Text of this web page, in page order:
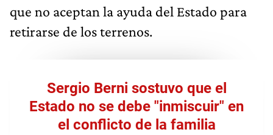
que no aceptan la ayuda del Estado para
retirarse de los terrenos.
Sergio Berni sostuvo que el
Estado no se debe "inmiscuir" en
el conflicto de la familia